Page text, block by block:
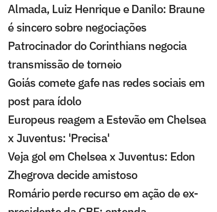
Almada, Luiz Henrique e Danilo: Braune
é sincero sobre negociações
Patrocinador do Corinthians negocia
transmissão de torneio
Goiás comete gafe nas redes sociais em
post para ídolo
Europeus reagem a Estevão em Chelsea
x Juventus: 'Precisa'
Veja gol em Chelsea x Juventus: Edon
Zhegrova decide amistoso
Romário perde recurso em ação de ex-